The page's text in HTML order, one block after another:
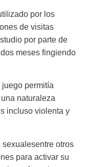
por los
de visitas
por parte de
meses fingiendo
permitía
naturaleza
incluso violenta y
otros
para activar su